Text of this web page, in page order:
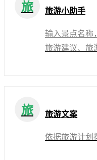
旅 旅游小助手
输入景点名称
旅游建议、旅
旅 旅游文案
依据旅游计划